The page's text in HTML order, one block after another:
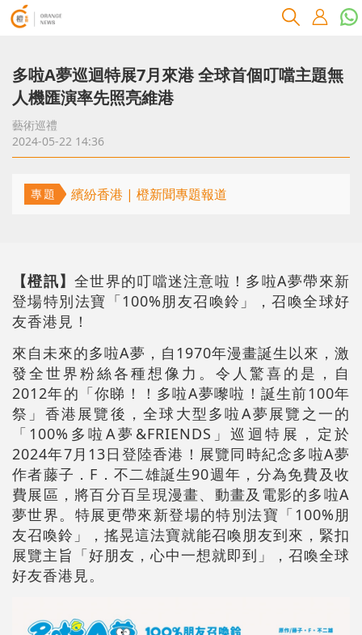
多啦A夢巡迴特展7月來港 全球首個叮噹主題無
人機匯演率先照亮維港
藝術巡禮
2024-05-22 14:36
專題 繽紛香港 | 橙新聞專題報道
【橙訊】全世界的叮噹迷注意啦！多啦A夢帶來新
登場特別法寶「100%朋友召喚鈴」，召喚全球好
友香港見！
來自未來的多啦A夢，自1970年漫畫誕生以來，激
發全世界粉絲各種想像力。令人驚喜的是，自
2012年的「你睇！！多啦A夢嚟啦！誕生前100年
祭」香港展覽後，全球大型多啦A夢展覽之一的
「100%多啦A夢&FRIENDS」巡迴特展，定於
2024年7月13日登陸香港！展覽同時紀念多啦A夢
作者藤子．F．不二雄誕生90週年，分為免費及收
費展區，將百分百呈現漫畫、動畫及電影的多啦A
夢世界。特展更帶來新登場的特別法寶「100%朋
友召喚鈴」，搖晃這法寶就能召喚朋友到來，緊扣
展覽主旨「好朋友，心中一想就即到」，召喚全球
好友香港見。